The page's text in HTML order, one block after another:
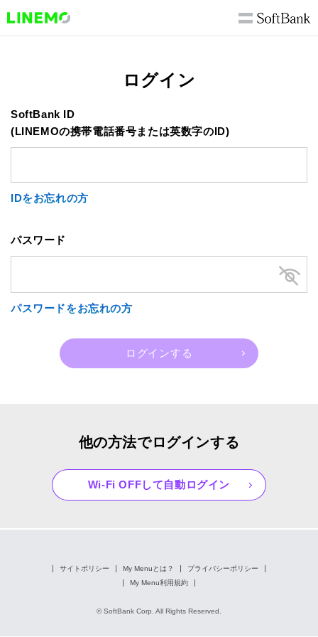
ログイン
SoftBank ID
(LINEMOの携帯電話番号または英数字のID)
IDをお忘れの方
パスワード
パスワードをお忘れの方
他の方法でログインする
Wi-Fi OFFして自動ログイン
サイトポリシー My Menuとは？
プライバシーポリシー
My Menu利用規約
© SoftBank Corp. All Rights Reserved.